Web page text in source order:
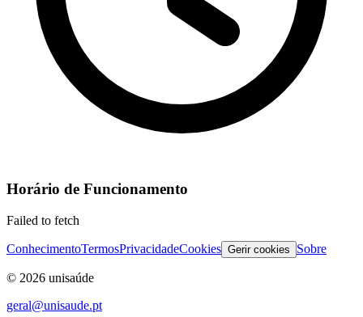
Horário de Funcionamento
Failed to fetch
ConhecimentoTermosPrivacidadeCookies Gerir cookies Sobre
© 2026 unisaúde
geral@unisaude.pt